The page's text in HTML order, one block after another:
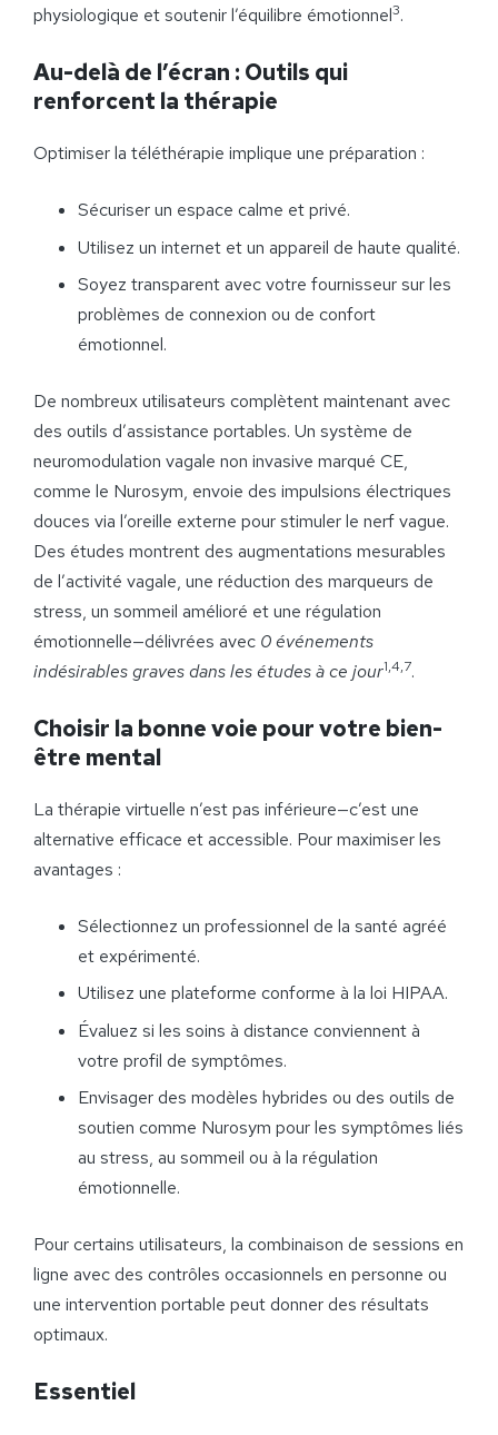
physiologique et soutenir l’équilibre émotionnel3.
Au-delà de l’écran : Outils qui
renforcent la thérapie
Optimiser la téléthérapie implique une préparation :
Sécuriser un espace calme et privé.
Utilisez un internet et un appareil de haute qualité.
Soyez transparent avec votre fournisseur sur les
problèmes de connexion ou de confort
émotionnel.
De nombreux utilisateurs complètent maintenant avec
des outils d’assistance portables. Un système de
neuromodulation vagale non invasive marqué CE,
comme le Nurosym, envoie des impulsions électriques
douces via l’oreille externe pour stimuler le nerf vague.
Des études montrent des augmentations mesurables
de l’activité vagale, une réduction des marqueurs de
stress, un sommeil amélioré et une régulation
émotionnelle—délivrées avec 0 événements
indésirables graves dans les études à ce jour1,4,7.
Choisir la bonne voie pour votre bien-
être mental
La thérapie virtuelle n’est pas inférieure—c’est une
alternative efficace et accessible. Pour maximiser les
avantages :
Sélectionnez un professionnel de la santé agréé
et expérimenté.
Utilisez une plateforme conforme à la loi HIPAA.
Évaluez si les soins à distance conviennent à
votre profil de symptômes.
Envisager des modèles hybrides ou des outils de
soutien comme Nurosym pour les symptômes liés
au stress, au sommeil ou à la régulation
émotionnelle.
Pour certains utilisateurs, la combinaison de sessions en
ligne avec des contrôles occasionnels en personne ou
une intervention portable peut donner des résultats
optimaux.
Essentiel